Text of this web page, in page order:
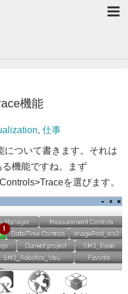
機能
,仕事
ついて書きます。それは
機能ですね。まず
を選びます。